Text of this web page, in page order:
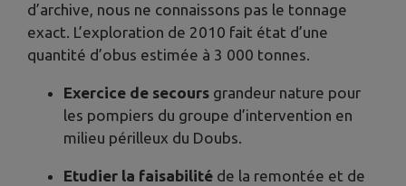
d’archive, nous ne connaissons pas le tonnage
exact. L’exploration de 2010 fait état d’une
quantité d’obus estimée à 3 000 tonnes.
Exercice de secours grandeur nature pour
les pompiers du groupe d’intervention en
milieu périlleux du Doubs.
Etudier la faisabilité de la remontée et de